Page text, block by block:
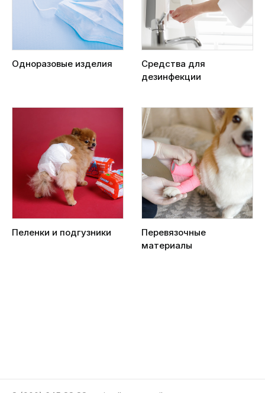
Одноразовые изделия
Средства для
дезинфекции
Пеленки и подгузники
Перевязочные
материалы